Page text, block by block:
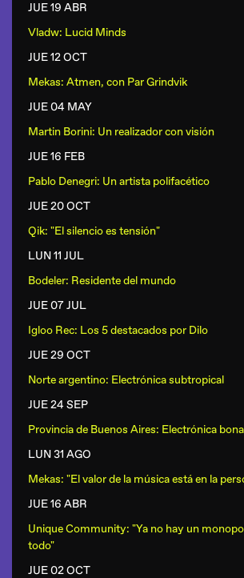
JUE 19 ABR
Vladw: Lucid Minds
JUE 12 OCT
Mekas: Atmen, con Par Grindvik
JUE 04 MAY
Martin Borini: Un realizador con visión
JUE 16 FEB
Pablo Denegri: Un artista polifacético
JUE 20 OCT
Qik: "El silencio es tensión"
LUN 11 JUL
Bodeler: Residente del mundo
JUE 07 JUL
Igloo Rec: Los 5 destacados por Dilo
JUE 29 OCT
Norte argentino: Electrónica subtropical
JUE 24 SEP
Provincia de Buenos Aires: Electrónica
LUN 31 AGO
Mekas: "El valor de la música está en la
JUE 16 ABR
Unique Community: "Ya no hay un
todo"
JUE 02 OCT